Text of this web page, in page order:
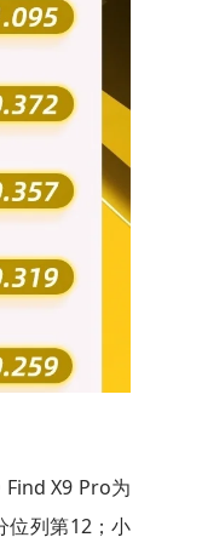
X9 Pro为
位列第12；小